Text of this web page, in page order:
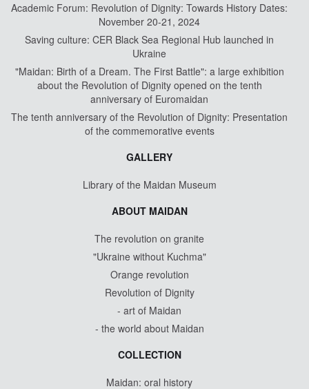
Academic Forum: Revolution of Dignity: Towards History Dates:
November 20-21, 2024
Saving culture: CER Black Sea Regional Hub launched in
Ukraine
"Maidan: Birth of a Dream. The First Battle": a large exhibition
about the Revolution of Dignity opened on the tenth
anniversary of Euromaidan
The tenth anniversary of the Revolution of Dignity: Presentation
of the commemorative events
GALLERY
Library of the Maidan Museum
ABOUT MAIDAN
The revolution on granite
"Ukraine without Kuchma"
Orange revolution
Revolution of Dignity
- art of Maidan
- the world about Maidan
COLLECTION
Maidan: oral history